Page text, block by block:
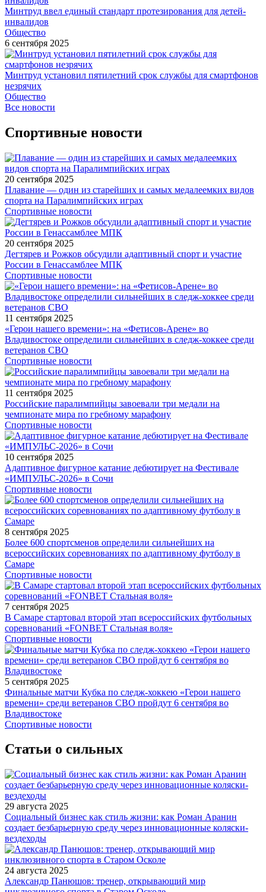
Минтруд ввел единый стандарт протезирования для детей-
инвалидов
Общество
6 сентября 2025
Минтруд установил пятилетний срок службы для смартфонов
незрячих
Общество
Все новости
Спортивные новости
20 сентября 2025
Плавание — один из старейших и самых медалеемких видов
спорта на Паралимпийских играх
Спортивные новости
20 сентября 2025
Дегтярев и Рожков обсудили адаптивный спорт и участие
России в Генассамблее МПК
Спортивные новости
11 сентября 2025
«Герои нашего времени»: на «Фетисов-Арене» во
Владивостоке определили сильнейших в следж-хоккее среди
ветеранов СВО
Спортивные новости
11 сентября 2025
Российские паралимпийцы завоевали три медали на
чемпионате мира по гребному марафону
Спортивные новости
10 сентября 2025
Адаптивное фигурное катание дебютирует на Фестивале
«ИМПУЛЬС-2026» в Сочи
Спортивные новости
8 сентября 2025
Более 600 спортсменов определили сильнейших на
всероссийских соревнованиях по адаптивному футболу в
Самаре
Спортивные новости
7 сентября 2025
В Самаре стартовал второй этап всероссийских футбольных
соревнований «FONBET Стальная воля»
Спортивные новости
5 сентября 2025
Финальные матчи Кубка по следж-хоккею «Герои нашего
времени» среди ветеранов СВО пройдут 6 сентября во
Владивостоке
Спортивные новости
Статьи о сильных
29 августа 2025
Социальный бизнес как стиль жизни: как Роман Аранин
создает безбарьерную среду через инновационные коляски-
вездеходы
24 августа 2025
Александр Панюшов: тренер, открывающий мир